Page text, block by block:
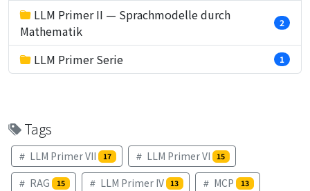
LLM Primer II — Sprachmodelle durch
Mathematik
2
LLM Primer Serie 1
Tags
LLM Primer VII 17 LLM Primer VI 15
RAG 15 LLM Primer IV 13 MCP 13